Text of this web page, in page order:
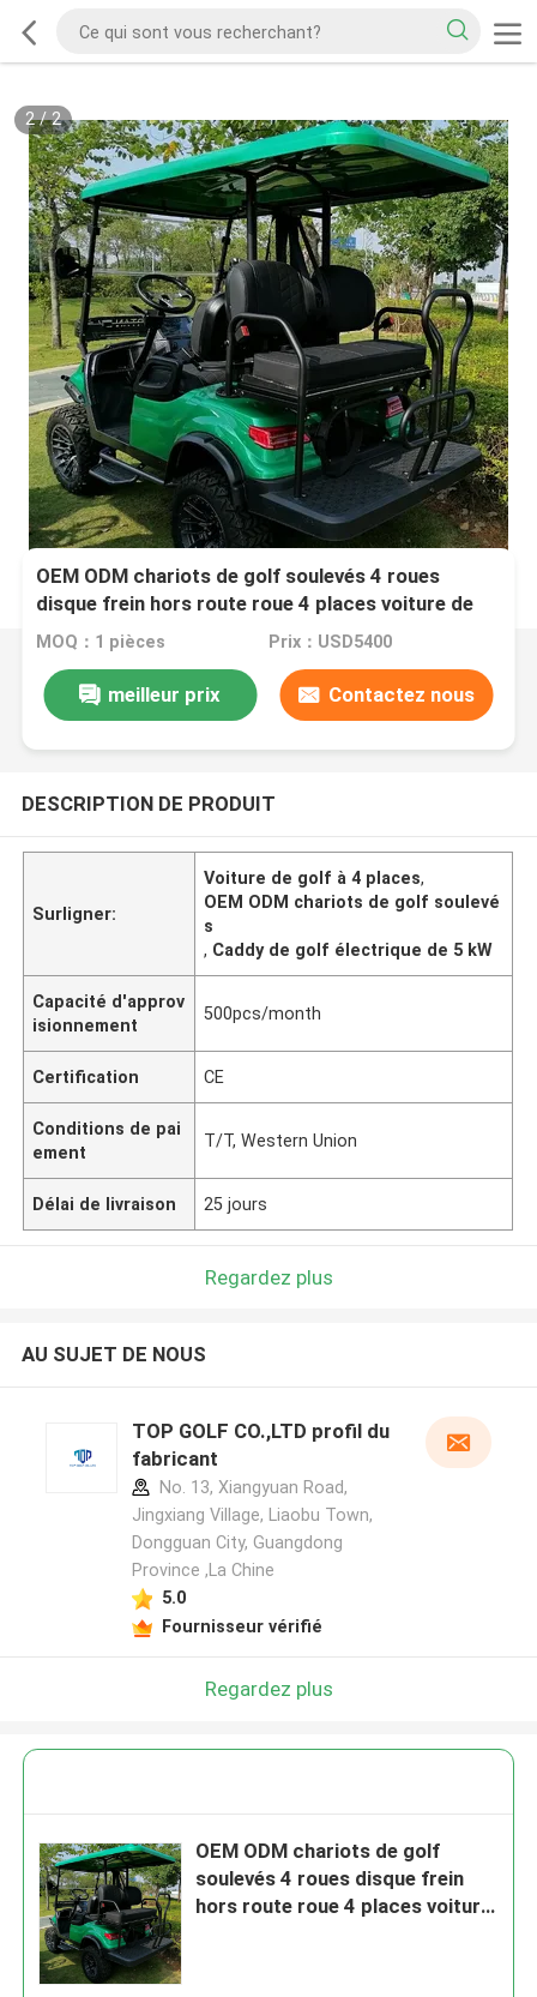
2/2
OEM ODM chariots de golf soulevés 4 roues
disque frein hors route roue 4 places voiture de
club
MOQ：1 pièces Prix：USD5400
meilleur prix Contactez nous
DESCRIPTION DE PRODUIT
Surligner:
Voiture de golf à 4 places,
OEM ODM chariots de golf soulevé
s
, Caddy de golf électrique de 5 kW
Capacité d'approv
isionnement
500pcs/month
Certification CE
Conditions de pai
ement
T/T, Western Union
Délai de livraison 25 jours
Regardez plus
AU SUJET DE NOUS
TOP GOLF CO.,LTD profil du
fabricant
No. 13, Xiangyuan Road,
Jingxiang Village, Liaobu Town,
Dongguan City, Guangdong
Province ,La Chine
5.0
Fournisseur vérifié
Regardez plus
OEM ODM chariots de golf
soulevés 4 roues disque frein
hors route roue 4 places voiture